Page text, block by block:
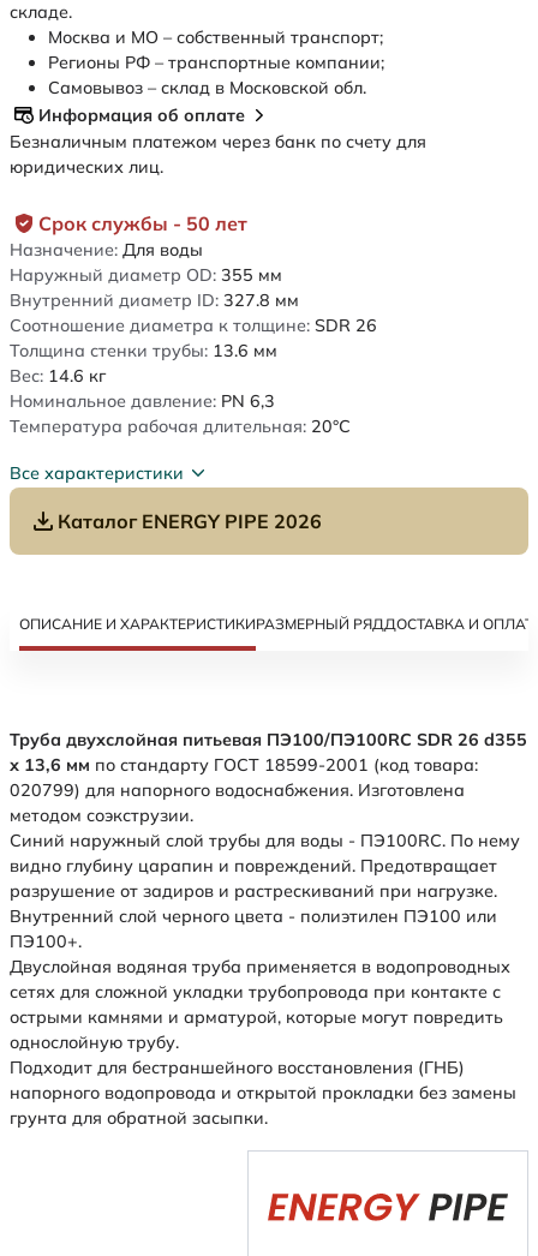
Срок службы - 50 лет
Назначение: Для воды
Наружный диаметр OD: 355 мм
Внутренний диаметр ID: 327.8 мм
Соотношение диаметра к толщине: SDR 26
Толщина стенки трубы: 13.6 мм
Вес: 14.6 кг
Номинальное давление: PN 6,3
Температура рабочая длительная: 20°C
Все характеристики
Каталог ENERGY PIPE 2026
складе.
Москва и МО – собственный транспорт;
Регионы РФ – транспортные компании;
Самовывоз – склад в Московской обл.
Информация об оплате
Безналичным платежом через банк по счету для
юридических лиц.
ОПИСАНИЕ И ХАРАКТЕРИСТИКИРАЗМЕРНЫЙ РЯДДОСТАВКА И
Труба двухслойная питьевая ПЭ100/ПЭ100RC SDR 26 d355
х 13,6 мм по стандарту ГОСТ 18599-2001 (код товара:
020799) для напорного водоснабжения. Изготовлена
методом соэкструзии.
Синий наружный слой трубы для воды - ПЭ100RC. По нему
видно глубину царапин и повреждений. Предотвращает
разрушение от задиров и растрескиваний при нагрузке.
Внутренний слой черного цвета - полиэтилен ПЭ100 или
ПЭ100+.
Двуслойная водяная труба применяется в водопроводных
сетях для сложной укладки трубопровода при контакте с
острыми камнями и арматурой, которые могут повредить
однослойную трубу.
Подходит для бестраншейного восстановления (ГНБ)
напорного водопровода и открытой прокладки без замены
грунта для обратной засыпки.